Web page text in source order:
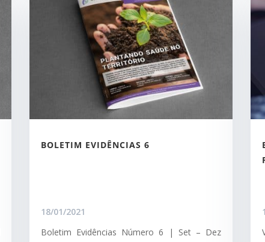
BOLETIM EVIDÊNCIAS 6
18/01/2021
Boletim Evidências Número 6 | Set – Dez